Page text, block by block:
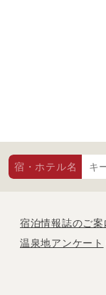
宿・ホテル名
宿泊情報誌のご案
温泉地アンケート